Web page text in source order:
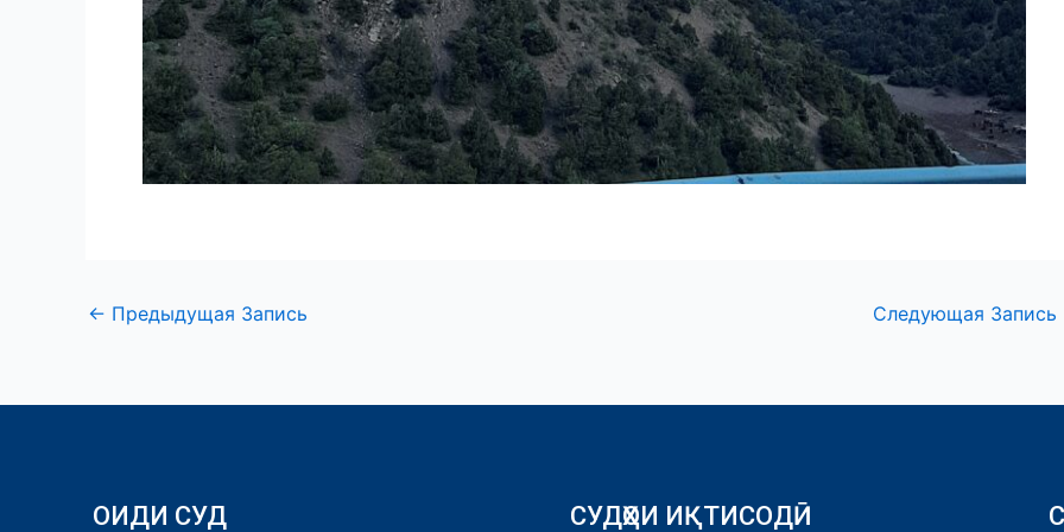
← Предыдущая Запись Следующая Запись
ОИДИ СУД СУДҲОИ ИҚТИСОДӢ